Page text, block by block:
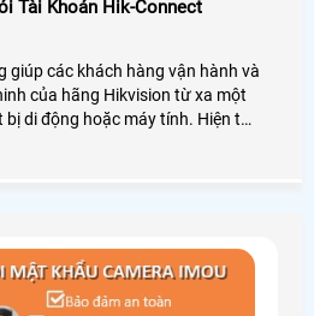
Tài Khoản Hik-Connect
giúp các khách hàng vận hành và
của hãng Hikvision từ xa một
động hoặc máy tính. Hiện tại